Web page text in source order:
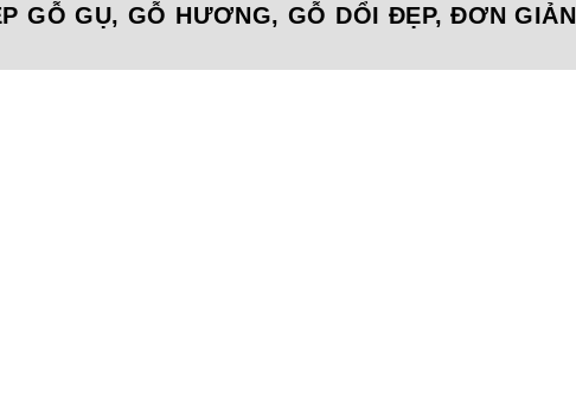
GỖ GỤ, GỖ HƯƠNG, GỖ DỔI ĐẸP, ĐƠN GIẢN